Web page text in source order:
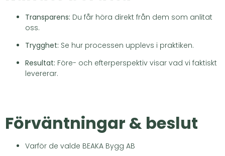
Transparens: Du får höra direkt från dem som anlitat
oss.
Trygghet: Se hur processen upplevs i praktiken.
Resultat: Före- och efterperspektiv visar vad vi faktiskt
levererar.
Förväntningar & beslut
Varför de valde BEAKA Bygg AB